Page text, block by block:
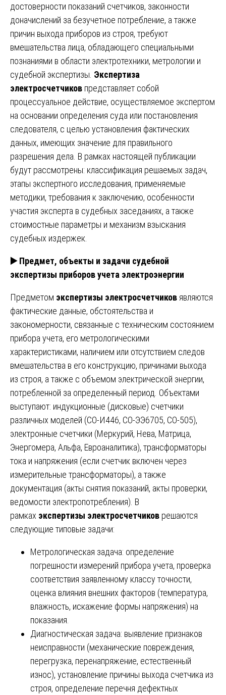
достоверности показаний счетчиков, законности
доначислений за безучетное потребление, а также
причин выхода приборов из строя, требуют
вмешательства лица, обладающего специальными
познаниями в области электротехники, метрологии и
судебной экспертизы. Экспертиза
электросчетчиков представляет собой
процессуальное действие, осуществляемое экспертом
на основании определения суда или постановления
следователя, с целью установления фактических
данных, имеющих значение для правильного
разрешения дела. В рамках настоящей публикации
будут рассмотрены: классификация решаемых задач,
этапы экспертного исследования, применяемые
методики, требования к заключению, особенности
участия эксперта в судебных заседаниях, а также
стоимостные параметры и механизм взыскания
судебных издержек.
▶️Предмет, объекты и задачи судебной
экспертизы приборов учета электроэнергии
Предметом экспертизы электросчетчиков являются
фактические данные, обстоятельства и
закономерности, связанные с техническим состоянием
прибора учета, его метрологическими
характеристиками, наличием или отсутствием следов
вмешательства в его конструкцию, причинами выхода
из строя, а также с объемом электрической энергии,
потребленной за определенный период. Объектами
выступают: индукционные (дисковые) счетчики
различных моделей (СО-И446, СО-ЭЭ6705, СО-505),
электронные счетчики (Меркурий, Нева, Матрица,
Энергомера, Альфа, Евроаналитика), трансформаторы
тока и напряжения (если счетчик включен через
измерительные трансформаторы), а также
документация (акты снятия показаний, акты проверки,
ведомости электропотребления). В
рамках экспертизы электросчетчиков решаются
следующие типовые задачи:
Метрологическая задача: определение
погрешности измерений прибора учета, проверка
соответствия заявленному классу точности,
оценка влияния внешних факторов (температура,
влажность, искажение формы напряжения) на
показания.
Диагностическая задача: выявление признаков
неисправности (механические повреждения,
перегрузка, перенапряжение, естественный
износ), установление причины выхода счетчика из
строя, определение перечня дефектных